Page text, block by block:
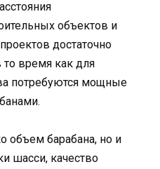
объектов и
достаточно
время как для
потребуются мощные
объем барабана, но и
шасси, качество